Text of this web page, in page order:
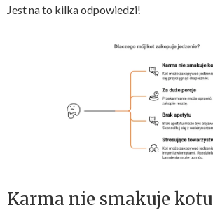
Jest na to kilka odpowiedzi!
Karma nie smakuje kotu